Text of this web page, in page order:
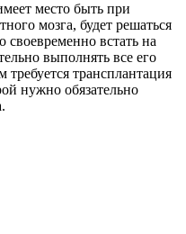
место быть при
мозга, будет решаться
встать на
выполнять все его
трансплантация
нужно обязательно